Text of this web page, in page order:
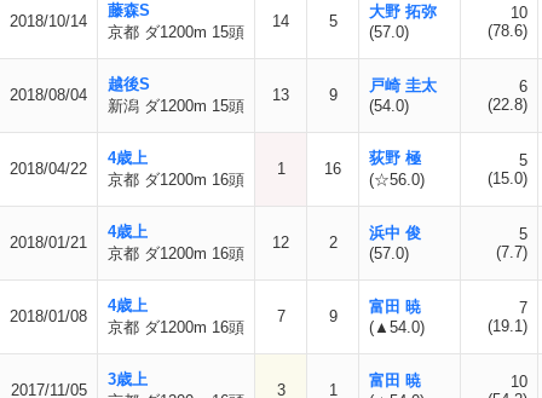
2018/10/14
藤森S
京都 ダ1200m 15頭
14 5
大野 拓弥
(57.0)
10
(78.6)
2018/08/04
越後S
新潟 ダ1200m 15頭
13 9
戸崎 圭太
(54.0)
6
(22.8)
2018/04/22
4歳上
京都 ダ1200m 16頭
1 16
荻野 極
(☆56.0)
5
(15.0)
2018/01/21
4歳上
京都 ダ1200m 16頭
12 2
浜中 俊
(57.0)
5
(7.7)
2018/01/08
4歳上
京都 ダ1200m 16頭
7 9
富田 暁
(▲54.0)
7
(19.1)
2017/11/05
3歳上
3 1
富田 暁
10